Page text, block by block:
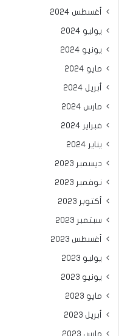
أغسطس 2024
يوليو 2024
يونيو 2024
مايو 2024
أبريل 2024
مارس 2024
فبراير 2024
يناير 2024
ديسمبر 2023
نوفمبر 2023
أكتوبر 2023
سبتمبر 2023
أغسطس 2023
يوليو 2023
يونيو 2023
مايو 2023
أبريل 2023
مارس 2023